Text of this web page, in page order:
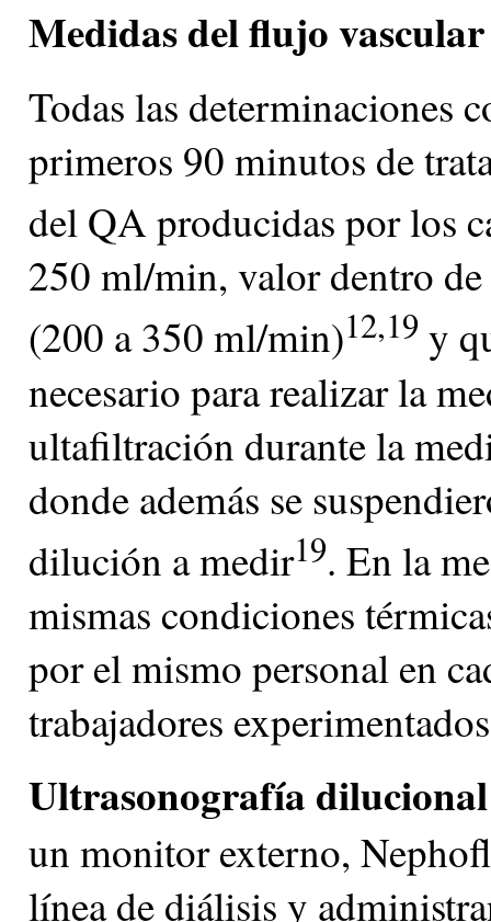
Medidas del flujo vascular
Todas las determinaciones
primeros 90 minutos de
del QA producidas por los
250 ml/min, valor dentro de
(200 a 350 ml/min)12,19 y
necesario para realizar la
ultafiltración durante la
donde además se
dilución a medir19. En la
mismas condiciones
por el mismo personal en
trabajadores
Ultrasonografía
un monitor externo,
línea de diálisis y